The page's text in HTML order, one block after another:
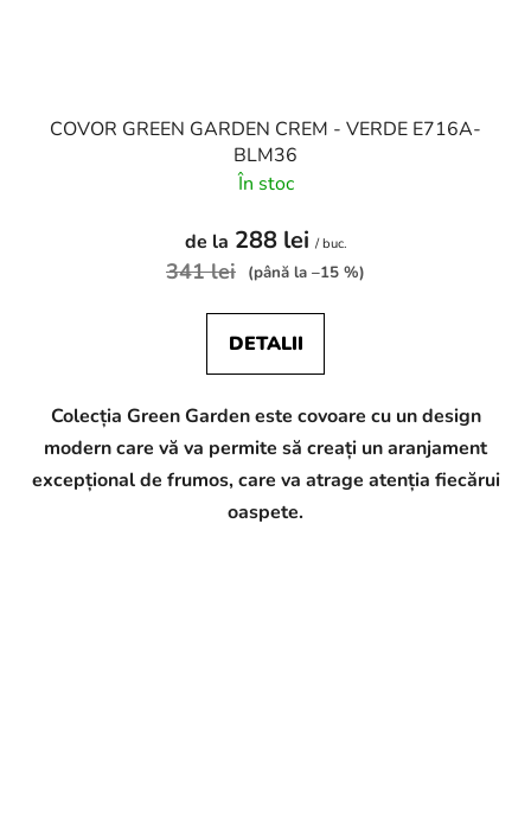
COVOR GREEN GARDEN CREM - VERDE E716A-
BLM36
În stoc
de la 288 lei / buc.
341 lei (până la –15 %)
DETALII
Colecția Green Garden este covoare cu un design
modern care vă va permite să creați un aranjament
excepțional de frumos, care va atrage atenția fiecărui
oaspete.